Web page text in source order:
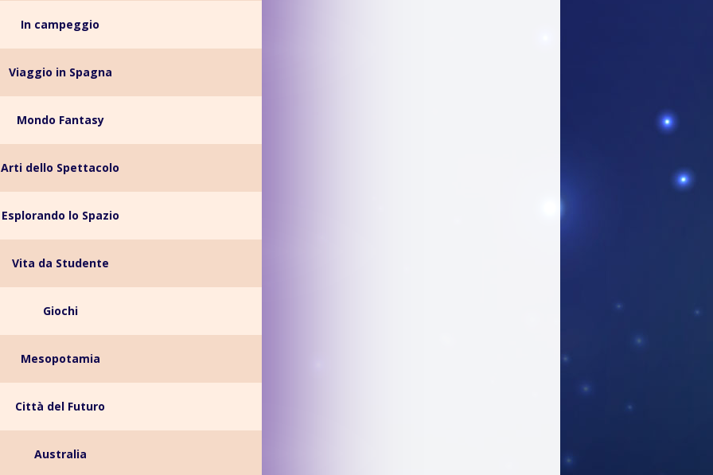
In campeggio
Viaggio in Spagna
Mondo Fantasy
Arti dello Spettacolo
Esplorando lo Spazio
Vita da Studente
Giochi
Mesopotamia
Città del Futuro
Australia